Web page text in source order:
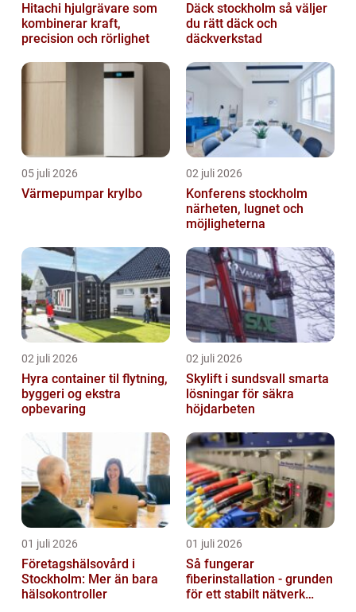
Hitachi hjulgrävare som
kombinerar kraft,
precision och rörlighet
Däck stockholm så väljer
du rätt däck och
däckverkstad
05 juli 2026
Värmepumpar krylbo
02 juli 2026
Konferens stockholm
närheten, lugnet och
möjligheterna
02 juli 2026
Hyra container til flytning,
byggeri og ekstra
opbevaring
02 juli 2026
Skylift i sundsvall smarta
lösningar för säkra
höjdarbeten
01 juli 2026
Företagshälsovård i
Stockholm: Mer än bara
hälsokontroller
01 juli 2026
Så fungerar
fiberinstallation - grunden
för ett stabilt nätverk